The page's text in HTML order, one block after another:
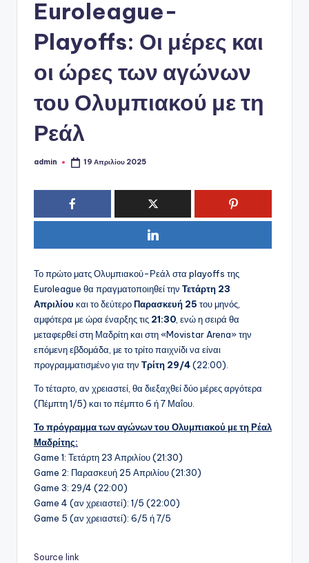
Euroleague-
Playoffs: Οι μέρες και
οι ώρες των αγώνων
του Ολυμπιακού με τη
Ρεάλ
Συγγραφέας:
admin 19 Απριλίου 2025
Το πρώτο ματς Ολυμπιακού-Ρεάλ στα playoffs της
Euroleague θα πραγματοποιηθεί την Τετάρτη 23
Απριλίου και το δεύτεροΠαρασκευή 25 του μηνός,
αμφότερα με ώρα έναρξης τις 21:30 , ενώ η σειρά θα
μεταφερθεί στη Μαδρίτη και στη «Movistar Arena» την
επόμενη εβδομάδα, με το τρίτο παιχνίδι να είναι
προγραμματισμένο για την Τρίτη 29/4(22:00).
Το τέταρτο, αν χρειαστεί, θα διεξαχθεί δύο μέρες αργότερα
(Πέμπτη 1/5) και το πέμπτο 6 ή 7 Μαΐου.
Το πρόγραμμα των αγώνων του Ολυμπιακού με τη Ρέαλ
Μαδρίτης:
Game 1: Τετάρτη 23 Απριλίου (21:30)
Game 2: Παρασκευή 25 Απριλίου (21:30)
Game 3: 29/4 (22:00)
Game 4 (αν χρειαστεί): 1/5 (22:00)
Game 5 (αν χρειαστεί): 6/5 ή 7/5
Source link